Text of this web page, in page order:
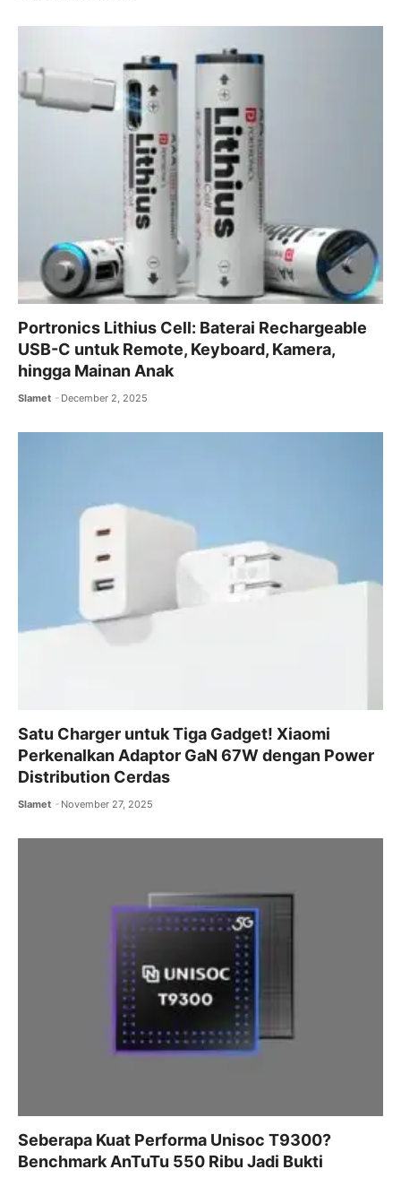
Portronics Lithius Cell: Baterai Rechargeable
USB-C untuk Remote, Keyboard, Kamera,
hingga Mainan Anak
Slamet December 2, 2025
Satu Charger untuk Tiga Gadget! Xiaomi
Perkenalkan Adaptor GaN 67W dengan Power
Distribution Cerdas
Slamet November 27, 2025
Seberapa Kuat Performa Unisoc T9300?
Benchmark AnTuTu 550 Ribu Jadi Bukti